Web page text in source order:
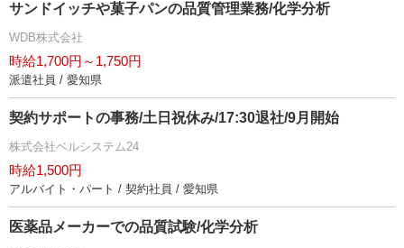
サンドイッチや菓子パンの品質管理業務/化学分析
WDB株式会社
時給1,700円～1,750円
派遣社員 / 愛知県
契約サポートの事務/土日祝休み/17:30退社/9月開始
株式会社ベルシステム24
時給1,500円
アルバイト・パート / 契約社員 / 愛知県
医薬品メーカーでの品質試験/化学分析